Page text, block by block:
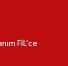
FİL’ce